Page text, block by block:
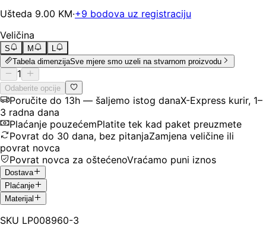
Ušteda 9.00 KM·+9 bodova uz registraciju
Veličina
S M
L
Tabela dimenzijaSve mjere smo uzeli na stvarnom proizvodu
1
Odaberite opcije
Poručite do 13h — šaljemo istog danaX-Express kurir, 1–
3 radna dana
Plaćanje pouzećemPlatite tek kad paket preuzmete
Povrat do 30 dana, bez pitanjaZamjena veličine ili
povrat novca
Povrat novca za oštećenoVraćamo puni iznos
Dostava
Plaćanje
Materijal
SKU LP008960-3